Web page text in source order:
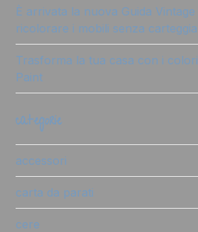
È arrivata la nuova Guida
ricolorare i mobili senza
Trasforma la tua casa con i
Paint
categorie
accessori
carta da parati
cere